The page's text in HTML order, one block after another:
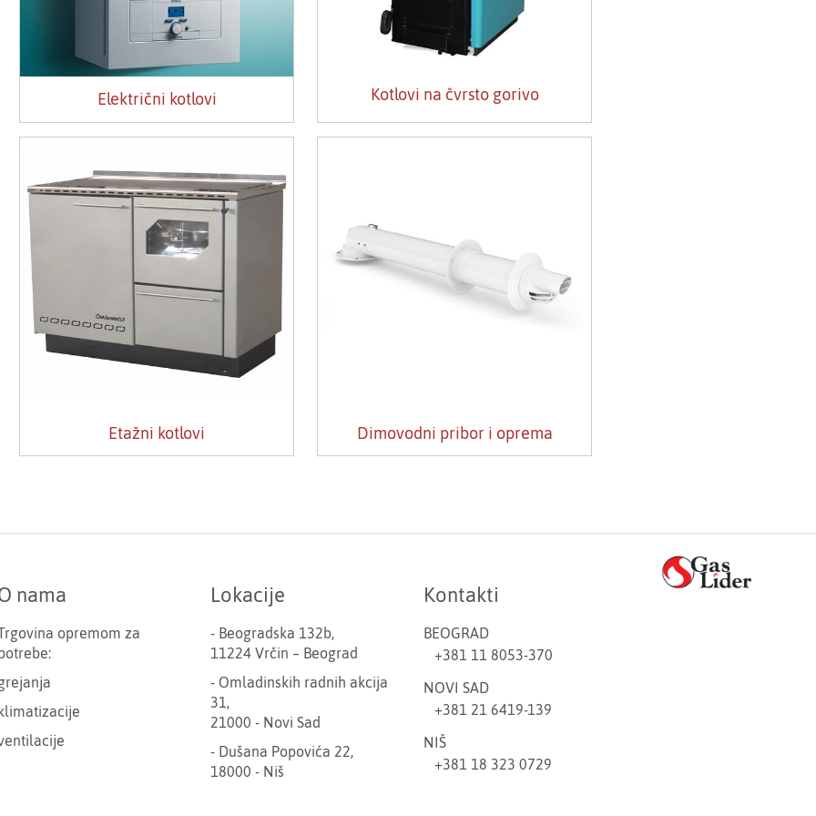
Električni kotlovi Kotlovi na čvrsto gorivo
Etažni kotlovi Dimovodni pribor i oprema
nama
opremom za
Lokacije
- Beogradska 132b,
11224 Vrčin – Beograd
- Omladinskih radnih akcija
31,
21000 - Novi Sad
- Dušana Popovića 22,
18000 - Niš
Kontakti
BEOGRAD
+381 11 8053-370
NOVI SAD
+381 21 6419-139
NIŠ
+381 18 323 0729